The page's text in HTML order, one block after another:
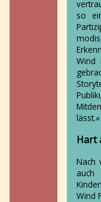
Tell
Die
Survival
of
the
artist
Das
Familientheater
so
Wind
lässt.«
Hart
Nach
Wind